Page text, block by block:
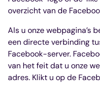
overzicht van de
Als u onze webpagina’s
een directe verbinding
Facebook-server.
van het feit dat u onze
adres. Klikt u op de